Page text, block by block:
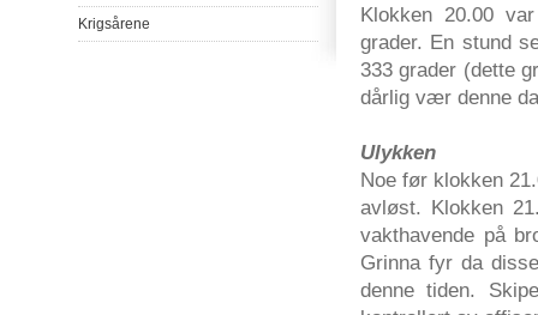
Krigsårene
Klokken 20.00
grader. En stund
333 grader (dette
dårlig vær denne
Ulykken
Noe før klokken
avløst. Klokken
vakthavende på
Grinna fyr da
denne tiden.